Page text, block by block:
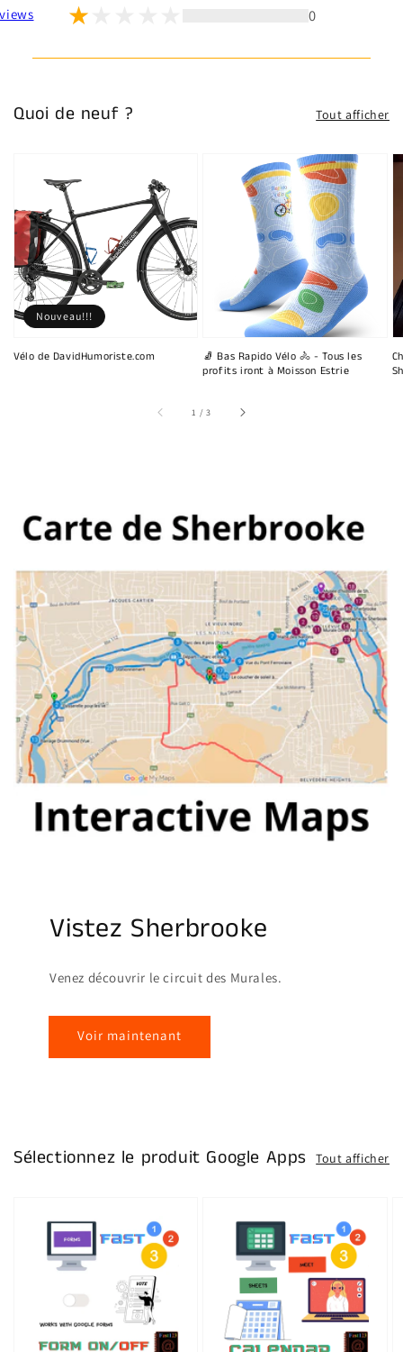
0
Quoi de neuf ? Tout afficher
Vélo de DavidHumoriste.com
Nouveau!!!
🧦 Bas Rapido Vélo 🚴 - Tous les
profits iront à Moisson Estrie
1 /sur
3
Vistez Sherbrooke
Venez découvrir le circuit des Murales.
Voir maintenant
Sélectionnez le produit Google Apps Tout afficher